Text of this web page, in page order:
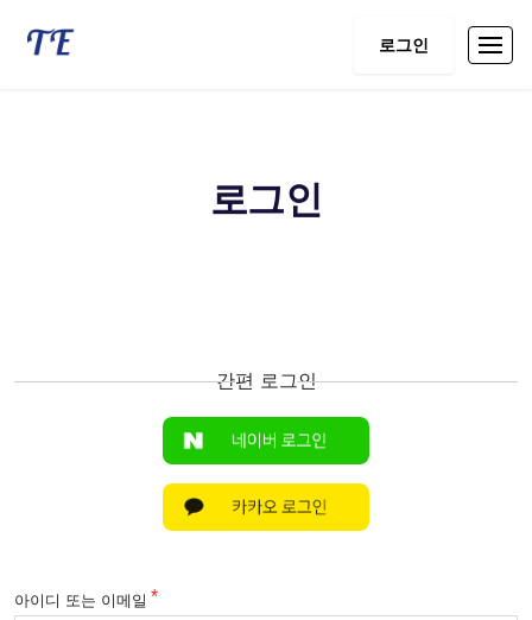
로그인
로그인
간편 로그인
아이디 또는 이메일